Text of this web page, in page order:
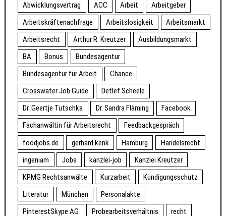
Abwicklungsvertrag ACC Arbeit
Arbeitgeber
Arbeitskräftenachfrage
Arbeitslosigkeit
Arbeitsmarkt
Arbeitsrecht
Arthur R. Kreutzer
Ausbildungsmarkt
BA
Bonus
Bundesagentur
Bundesagentur für Arbeit
Chance
Crosswater Job Guide
Detlef Scheele
Dr. Geertje Tutschka
Dr. Sandra Fläming
Facebook
Fachanwältin für Arbeitsrecht
Feedbackgespräch
foodjobs.de
gerhard kenk Hamburg
Handelsrecht
ingeniam
Jobs kanzlei-job
Kanzlei Kreutzer
KPMG Rechtsanwälte
Kurzarbeit
Kündigungsschutz
Literatur
München
Personalakte
PinterestSkype AG
Probearbeitsverhältnis
recht